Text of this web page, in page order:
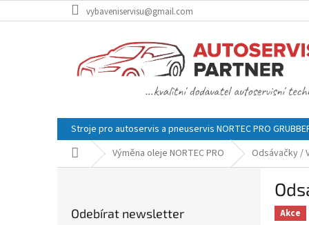
na
vybaveniservisu@gmail.com
Stroje pro autoservis a pneuservis NORTEC PRO GRUBBER
Domů Výměna oleje NORTEC PRO Odsávačky /
Odebírat newsletter Akce